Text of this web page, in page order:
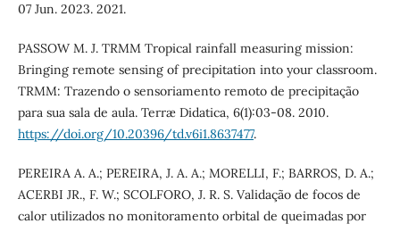
07 Jun. 2023. 2021.
PASSOW M. J. TRMM Tropical rainfall measuring mission:
Bringing remote sensing of precipitation into your classroom.
TRMM: Trazendo o sensoriamento remoto de precipitação
para sua sala de aula. Terræ Didatica, 6(1):03-08. 2010.
https://doi.org/10.20396/td.v6i1.8637477.
PEREIRA A. A.; PEREIRA, J. A. A.; MORELLI, F.; BARROS, D. A.;
ACERBI JR., F. W.; SCOLFORO, J. R. S. Validação de focos de
calor utilizados no monitoramento orbital de queimadas por